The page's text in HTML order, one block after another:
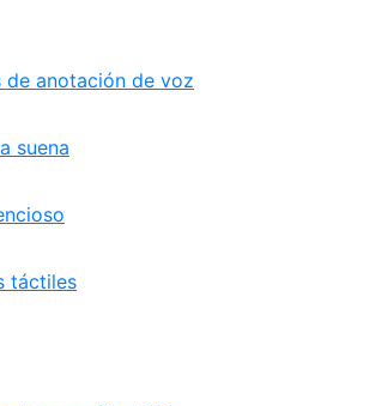
de anotación de voz
suena
táctiles